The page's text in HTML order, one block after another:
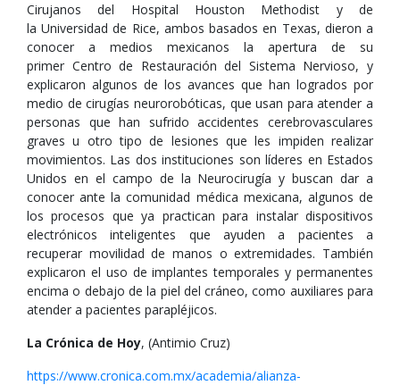
Cirujanos del Hospital Houston Methodist y de
la Universidad de Rice, ambos basados en Texas, dieron a
conocer a medios mexicanos la apertura de su
primer Centro de Restauración del Sistema Nervioso, y
explicaron algunos de los avances que han logrados por
medio de cirugías neurorobóticas, que usan para atender a
personas que han sufrido accidentes cerebrovasculares
graves u otro tipo de lesiones que les impiden realizar
movimientos. Las dos instituciones son líderes en Estados
Unidos en el campo de la Neurocirugía y buscan dar a
conocer ante la comunidad médica mexicana, algunos de
los procesos que ya practican para instalar dispositivos
electrónicos inteligentes que ayuden a pacientes a
recuperar movilidad de manos o extremidades. También
explicaron el uso de implantes temporales y permanentes
encima o debajo de la piel del cráneo, como auxiliares para
atender a pacientes parapléjicos.
La Crónica de Hoy, (Antimio Cruz)
https://www.cronica.com.mx/academia/alianza-